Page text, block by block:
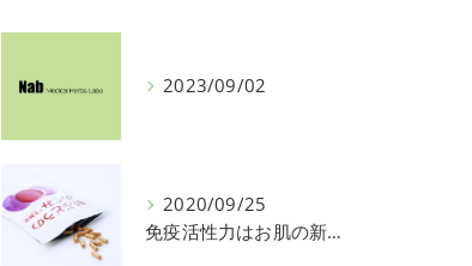
2023/09/02
2020/09/25
免疫活性力はお肌の新陳代謝で・・・